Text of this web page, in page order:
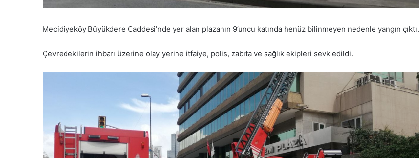
Mecidiyeköy Büyükdere Caddesi’nde yer alan plazanın 9’uncu katında henüz bilinmeyen nedenle yangın çıktı.
Çevredekilerin ihbarı üzerine olay yerine itfaiye, polis, zabıta ve sağlık ekipleri sevk edildi.